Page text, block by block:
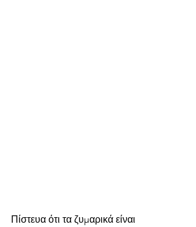
Πίστευα ότι τα ζυμαρικά είναι